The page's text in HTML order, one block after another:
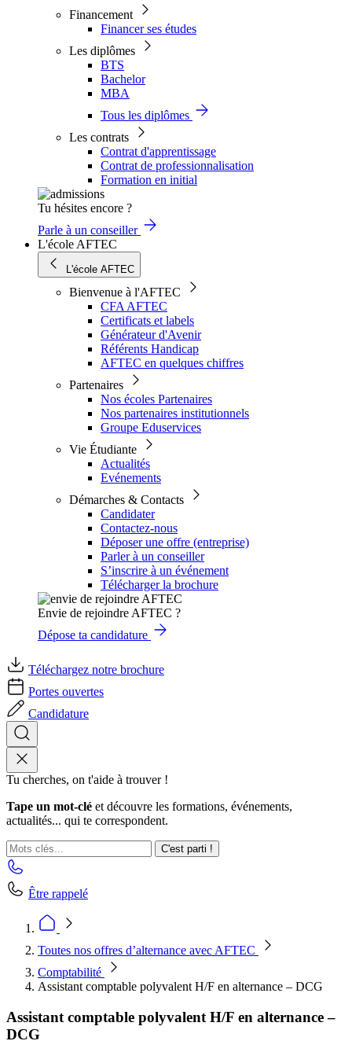
Financement
Financer ses études
Les diplômes
BTS
Bachelor
MBA
Tous les diplômes
Les contrats
Contrat d'apprentissage
Contrat de professionnalisation
Formation en initial
Tu hésites encore ?
Parle à un conseiller
L'école AFTEC
L'école AFTEC
Bienvenue à l'AFTEC
CFA AFTEC
Certificats et labels
Générateur d'Avenir
Référents Handicap
AFTEC en quelques chiffres
Partenaires
Nos écoles Partenaires
Nos partenaires institutionnels
Groupe Eduservices
Vie Étudiante
Actualités
Evénements
Démarches & Contacts
Candidater
Contactez-nous
Déposer une offre (entreprise)
Parler à un conseiller
S’inscrire à un événement
Télécharger la brochure
Envie de rejoindre AFTEC ?
Dépose ta candidature
Téléchargez notre brochure
Portes ouvertes
Candidature
Tu cherches, on t'aide à trouver !
Tape un mot-clé et découvre les formations, événements,
actualités... qui te correspondent.
C'est parti !
Être rappelé
Toutes nos offres d’alternance avec AFTEC
Comptabilité
Assistant comptable polyvalent H/F en alternance – DCG
Assistant comptable polyvalent H/F en alternance –
DCG